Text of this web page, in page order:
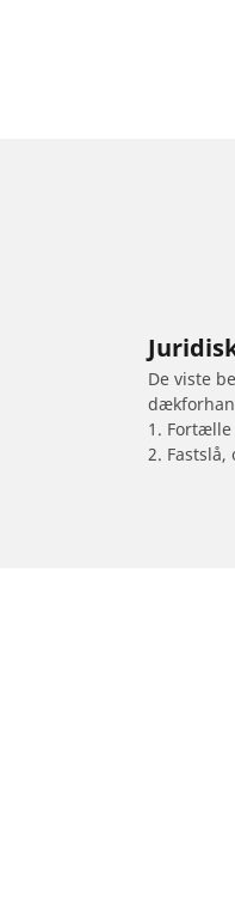
De viste
1.
2.